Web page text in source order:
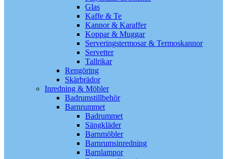
Glas
Kaffe & Te
Kannor & Karaffer
Koppar & Muggar
Serveringstermosar & Termoskannor
Servetter
Tallrikar
Rengöring
Skärbrädor
Inredning & Möbler
Badrumstillbehör
Barnrummet
Badrummet
Sängkläder
Barnmöbler
Barnrumsinredning
Barnlampor